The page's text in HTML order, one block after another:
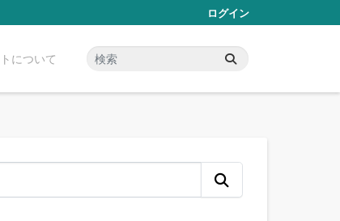
ログイン
について